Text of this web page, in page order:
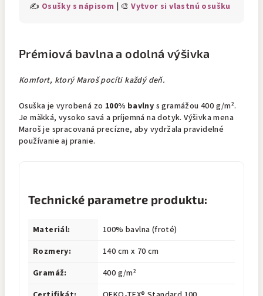
✍️ Osušky s nápisom | 🎨Vytvor si vlastnú osušku
Prémiová bavlna a odolná výšivka
Komfort, ktorý Maroš pocíti každý deň.
Osuška je vyrobená zo 100% bavlny s gramážou 400 g/m².
Je mäkká, vysoko savá a príjemná na dotyk. Výšivka mena
Maroš je spracovaná precízne, aby vydržala pravidelné
používanie aj pranie.
Technické parametre produktu:
Materiál:
100% bavlna (froté)
Rozmery:
140 cm x 70 cm
Gramáž:
400 g/m²